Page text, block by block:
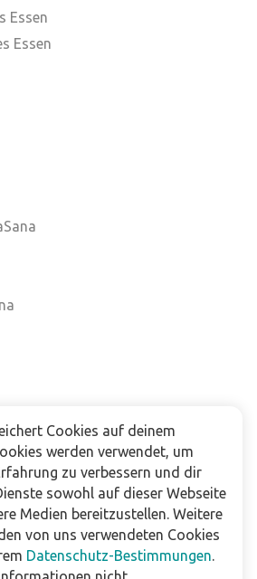
Essen
Essen
Cookies auf deinem
werden verwendet, um
zu verbessern und dir
sowohl auf dieser Webseite
Medien bereitzustellen. Weitere
von uns verwendeten Cookies
Datenschutz-Bestimmungen.